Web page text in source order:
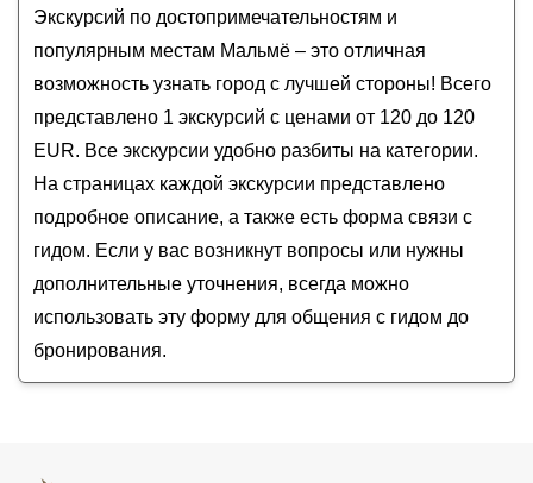
Гастрономические
Для детей
сентябрь 2026года от 120до 120 EUR
Экскурсий по достопримечательностям и
популярным местам Мальмё – это отличная
возможность узнать город с лучшей стороны! Всего
представлено 1 экскурсий с ценами от 120 до 120
EUR. Все экскурсии удобно разбиты на категории.
На страницах каждой экскурсии представлено
подробное описание, а также есть форма связи с
гидом. Если у вас возникнут вопросы или нужны
дополнительные уточнения, всегда можно
использовать эту форму для общения с гидом до
бронирования.